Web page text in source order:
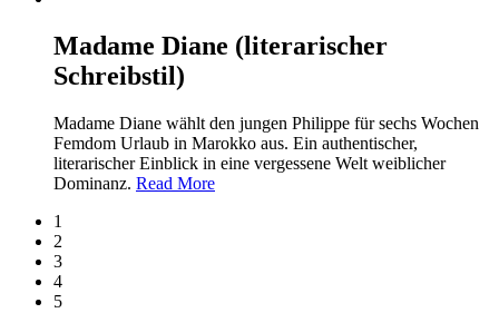
Madame Diane (literarischer
Schreibstil)
Madame Diane wählt den jungen Philippe für sechs Wochen
Femdom Urlaub in Marokko aus. Ein authentischer,
literarischer Einblick in eine vergessene Welt weiblicher
Dominanz. Read More
1
2
3
4
5